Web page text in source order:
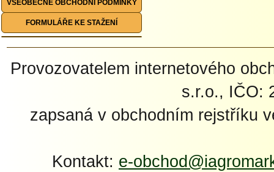
VŠEOBECNÉ OBCHODNÍ PODMÍNKY
FORMULÁŘE KE STAŽENÍ
Provozovatelem internetového
s.r.o., IČO:
zapsaná v obchodním rejstříku
Kontakt: e-